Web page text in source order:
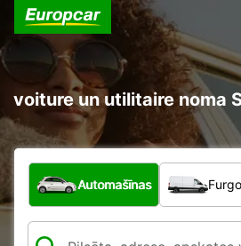
voiture un utilitaire noma
Kāda veida transportlīdzeklis?
Automašīnas